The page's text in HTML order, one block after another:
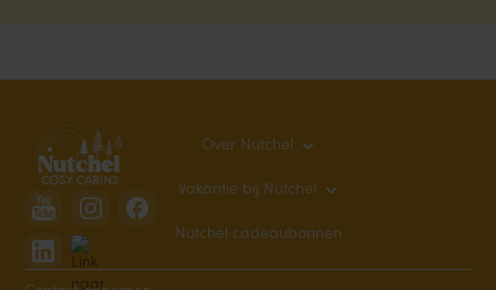
Over Nutchel
Vakantie bij Nutchel
Nutchel cadeaubonnen